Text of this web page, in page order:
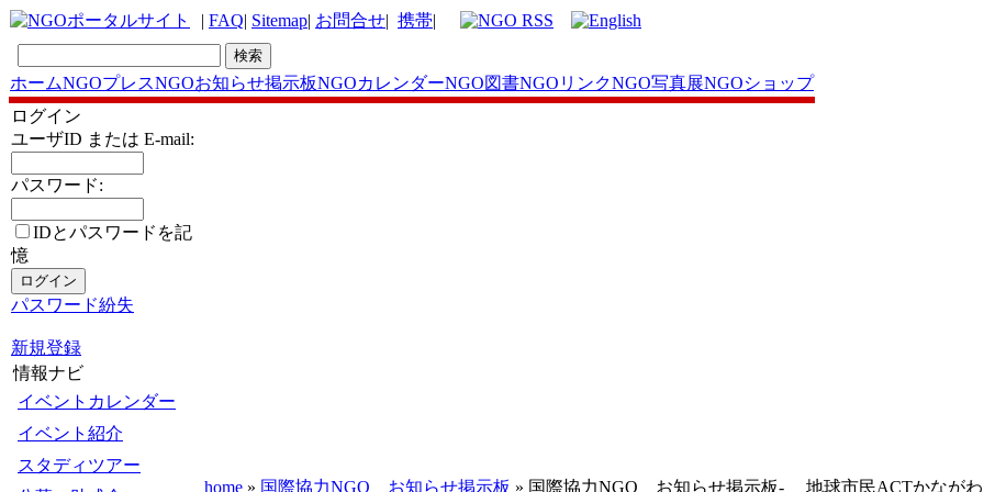
| FAQ| Sitemap| お問合せ| 携帯|
ホームNGOプレスNGOお知らせ掲示板NGOカレンダーNGO図書NGOリンクNGO写真展NGOショップ
ログイン
ユーザID または E-mail:
パスワード:
IDとパスワードを記
憶
パスワード紛失
新規登録
情報ナビ
イベントカレンダー
イベント紹介
スタディツアー
home » 国際協力NGO お知らせ掲示板 » 国際協力NGO お知らせ掲示板- 地球市民ACTかながわ